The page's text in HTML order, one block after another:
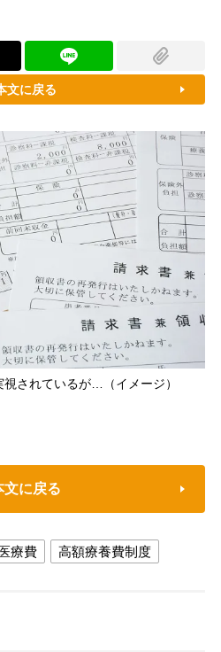
文に戻る
されているが…（イメージ）
文に戻る
療費 高額療養費制度